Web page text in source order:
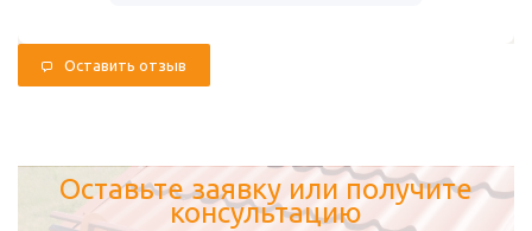
Оставить отзыв
Оставьте заявку или получите
консультацию